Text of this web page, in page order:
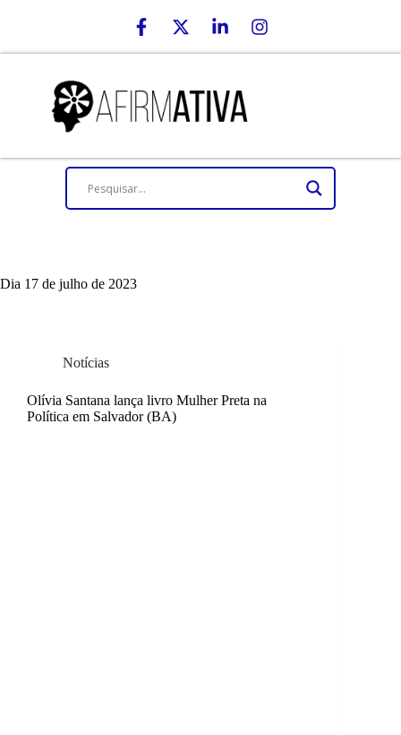
Dia 17 de julho de 2023
Notícias
Olívia Santana lança livro Mulher Preta na
Política em Salvador (BA)